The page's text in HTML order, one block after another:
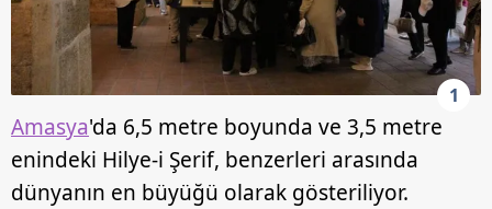
1
Amasya'da 6,5 metre boyunda ve 3,5 metre
enindeki Hilye-i Şerif, benzerleri arasında
dünyanın en büyüğü olarak gösteriliyor.